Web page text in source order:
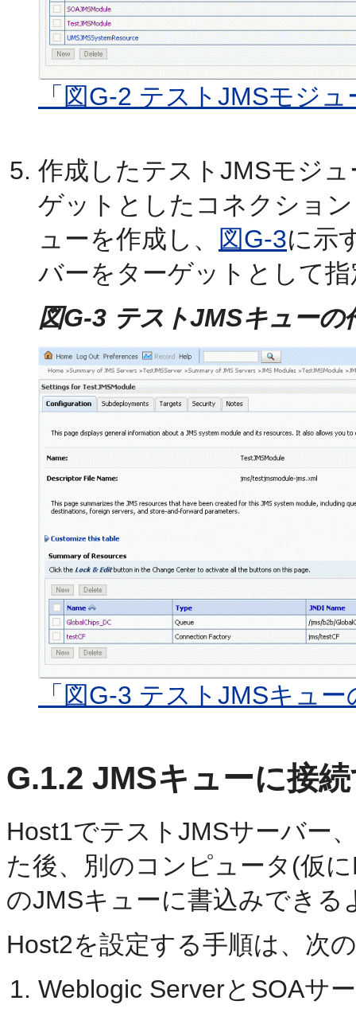
「図G-2 テストJMSモジ
作成したテストJMSモジ
ゲットとしたコネクショ
ューを作成し、
図G-3に示
バーをターゲットとして
図G-3 テストJMSキューの
「図G-3 テストJMSキュ
G.1.2 JMSキューに接
Host1でテストJMSサーバー
た後、別のコンピュータ(仮
のJMSキューに書込みでき
Host2を設定する手順は、次
Weblogic ServerとSOAサ